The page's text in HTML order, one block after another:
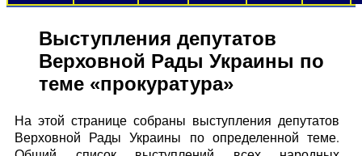
Выступления депутатов
Верховной Рады Украины по
теме «прокуратура»
На этой странице собраны выступления депутатов
Верховной Рады Украины по определенной теме.